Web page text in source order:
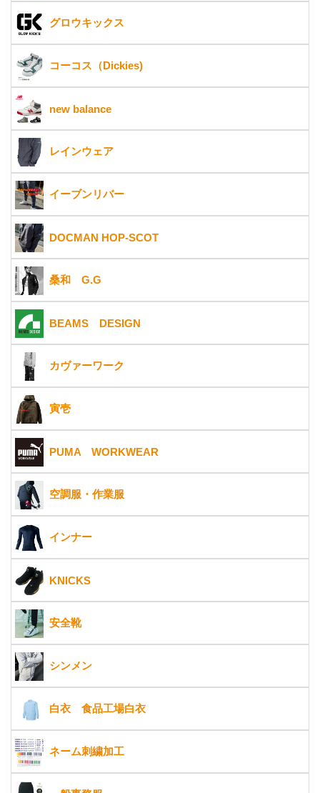
グロウキックス
コーコス（Dickies)
new balance
レインウェア
イーブンリバー
DOCMAN HOP-SCOT
桑和 G.G
BEAMS DESIGN
カヴァーワーク
寅壱
PUMA WORKWEAR
空調服・作業服
インナー
KNICKS
安全靴
シンメン
白衣 食品工場白衣
ネーム刺繍加工